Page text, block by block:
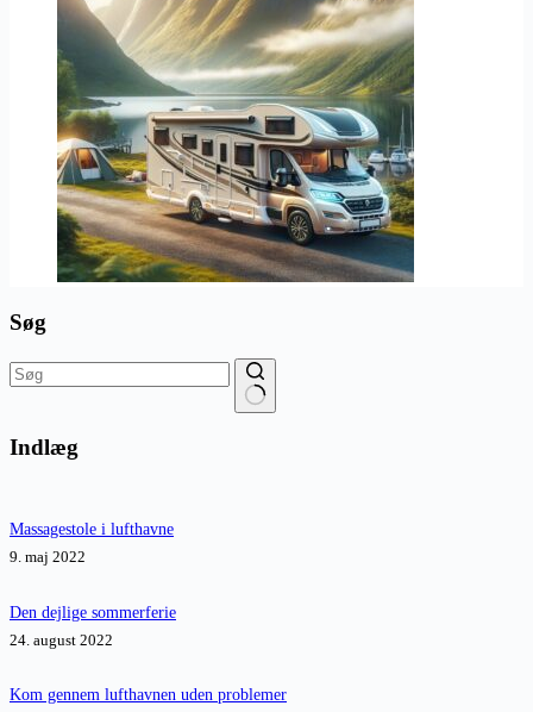
Søg
resultater
Indlæg
Massagestole i lufthavne
9. maj 2022
Den dejlige sommerferie
24. august 2022
Kom gennem lufthavnen uden problemer